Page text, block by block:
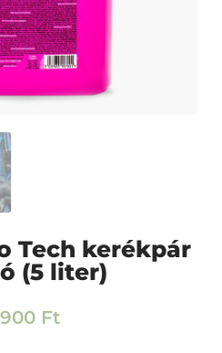
Tech kerékpár
(5 liter)
Ft